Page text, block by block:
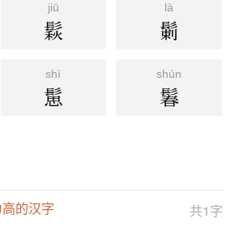
jiū
鬏
là
鬎
shì
䰄
shùn
鬊
共1字
的汉字